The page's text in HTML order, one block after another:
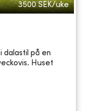
3500 SEK/uke
dalastil på en
Huset